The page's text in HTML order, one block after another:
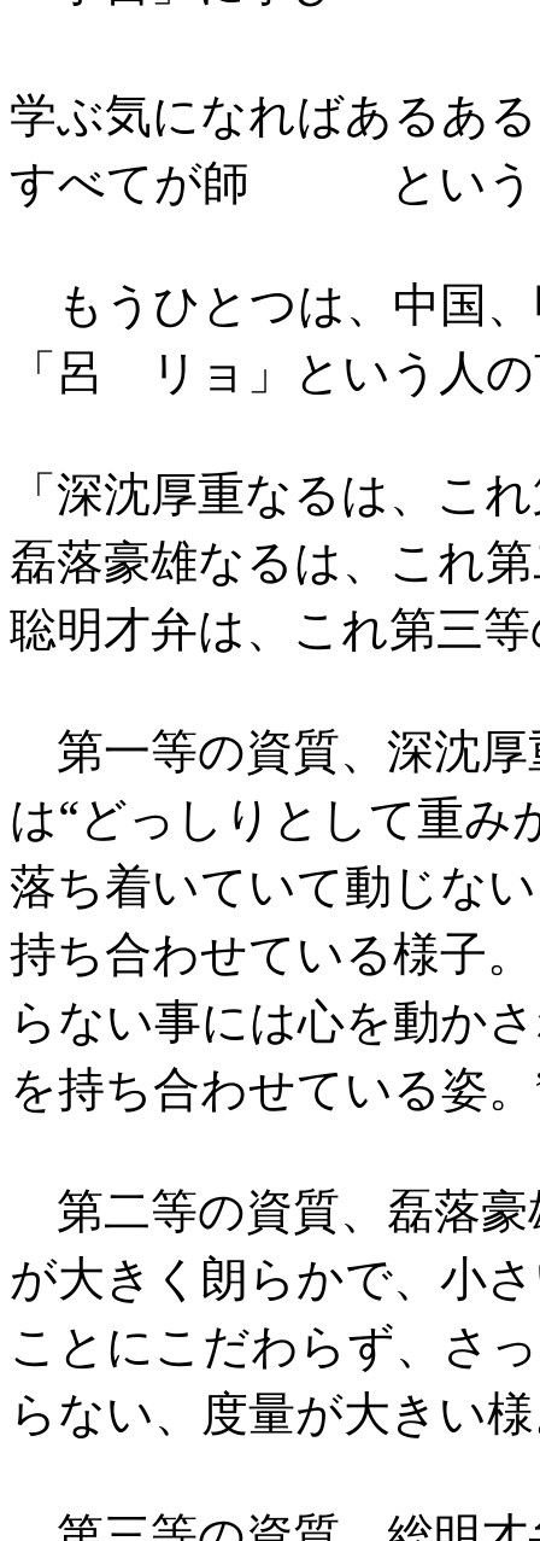
学ぶ気になればあるある
すべてが師 という
もうひとつは、 中国
「呂 リョ」という人
「深沈厚重なるは、こ
磊落豪雄なるは、これ
聡明才弁は、これ第三
第一等の資質、深沈
は“どっしりとして重み
落ち着いていて動じな
持ち合わせている様子
らない事には心を動か
を持ち合わせている姿
第二等の資質、磊落
が大きく朗らかで、小
ことにこだわらず、さ
らない、度量が大きい